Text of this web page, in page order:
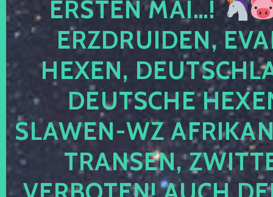
ERSTEN MAI…!
ERZDRUIDEN,
HEXEN,
DEUTSCHE
SLAWEN-WZ
TRANSEN,